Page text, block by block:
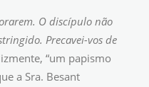
O discípulo não
Precavei-vos de
“um papismo
a Sra. Besant